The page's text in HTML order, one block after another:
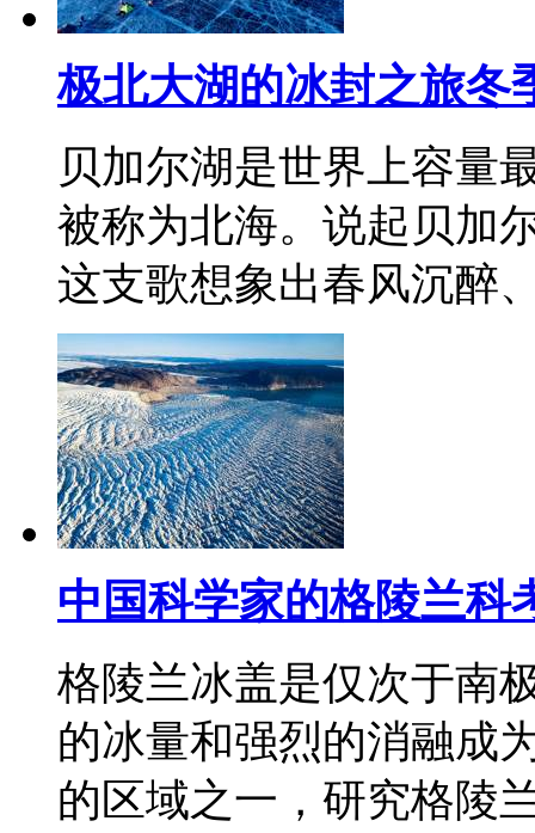
极北大湖的冰封之旅冬
贝加尔湖是世界上容量
被称为北海。说起贝加
这支歌想象出春风沉
中国科学家的格陵兰科
格陵兰冰盖是仅次于南
的冰量和强烈的消融成
的区域之一，研究格